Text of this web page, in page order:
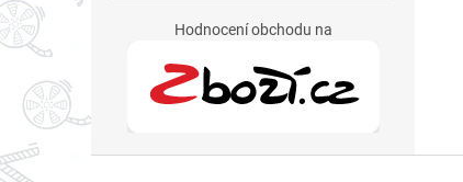
Hodnocení obchodu na
Z